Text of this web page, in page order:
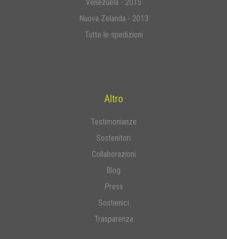
Venezuela - 2015
Nuova Zelanda - 2013
Tutte le spedizioni
Altro
Testimonianze
Sostenitori
Collaborazioni
Blog
Press
Sostienici
Trasparenza